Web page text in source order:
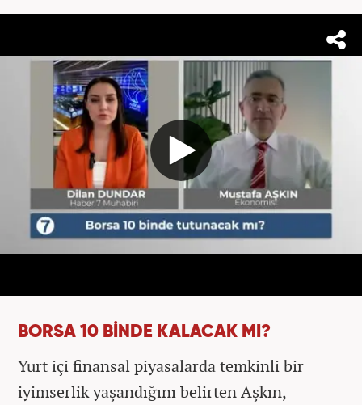
BORSA 10 BİNDE KALACAK MI?
Yurt içi finansal piyasalarda temkinli bir
iyimserlik yaşandığını belirten Aşkın,